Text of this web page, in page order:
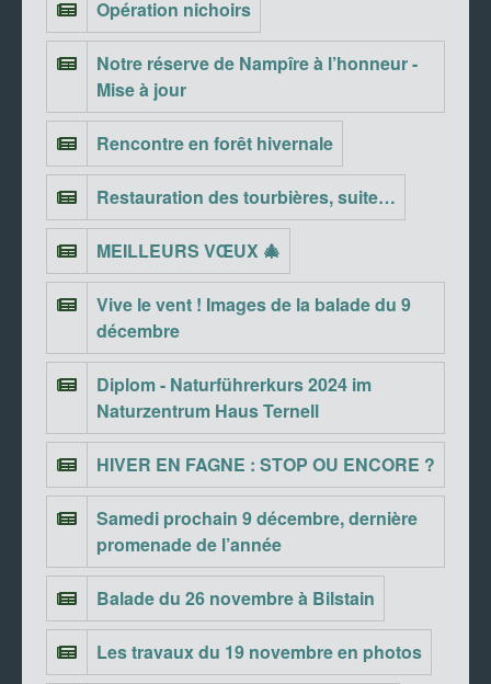
Opération nichoirs
Notre réserve de Nampîre à l’honneur -
Mise à jour
Rencontre en forêt hivernale
Restauration des tourbières, suite…
MEILLEURS VŒUX 🎄
Vive le vent ! Images de la balade du 9
décembre
Diplom - Naturführerkurs 2024 im
Naturzentrum Haus Ternell
HIVER EN FAGNE : STOP OU ENCORE ?
Samedi prochain 9 décembre, dernière
promenade de l’année
Balade du 26 novembre à Bilstain
Les travaux du 19 novembre en photos